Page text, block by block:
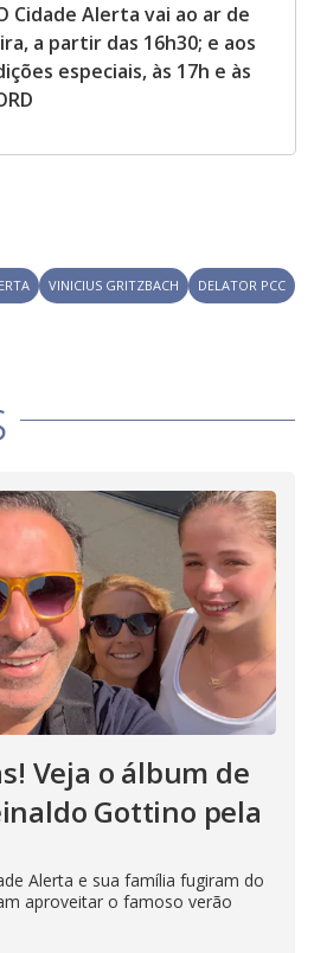
Cidade Alerta vai ao ar de
a partir das 16h30; e aos
especiais, às 17h e às
VINICIUS GRITZBACH
DELATOR PCC
Veja o álbum de
Gottino pela
Alerta e sua família fugiram do
aproveitar o famoso verão